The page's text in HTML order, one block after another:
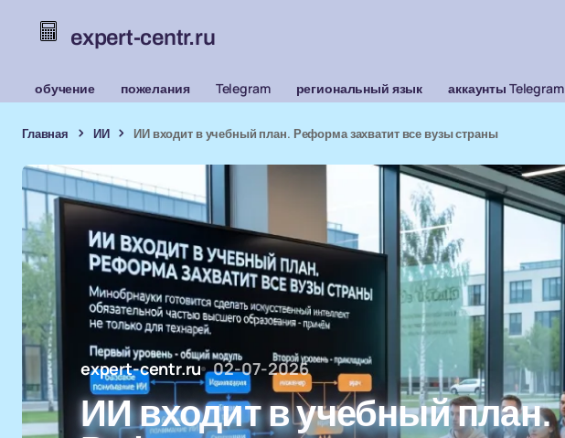
expert-centr.ru
обучение пожелания Telegram региональный язык аккаунты Telegram
Главная ИИ ИИ входит в учебный план. Реформа захватит все вузы страны
expert-centr.ru 02-07-2026
ИИ входит в учебный план.